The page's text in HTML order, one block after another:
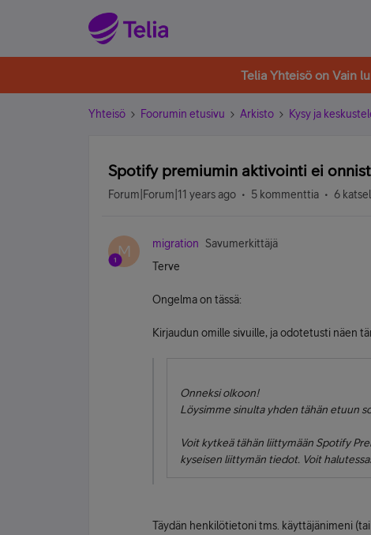
Telia Yhteisö on Vain
Yhteisö Foorumin etusivu Arkisto Kysy ja
Spotify premiumin aktivointi ei
Forum|Forum|11 years ago 5 kommenttia 6
M migration
Savumerkittäjä
Terve
Ongelma on tässä:
Kirjaudun omille sivuille, ja odotetusti näen
Onneksi olkoon!
Löysimme sinulta yhden tähän etuun
Voit kytkeä tähän liittymään Spotify
kyseisen liittymän tiedot. Voit
Täydän henkilötietoni tms. käyttäjänimeni